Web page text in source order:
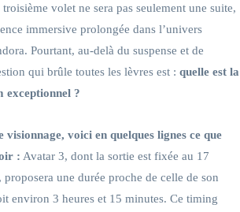
volet ne sera pas seulement une suite,
immersive prolongée dans l’univers
Pourtant, au-delà du suspense et de
qui brûle toutes les lèvres est : quelle est la
exceptionnel ?
visionnage, voici en quelques lignes ce que
: Avatar 3, dont la sortie est fixée au 17
proposera une durée proche de celle de son
environ 3 heures et 15 minutes. Ce timing